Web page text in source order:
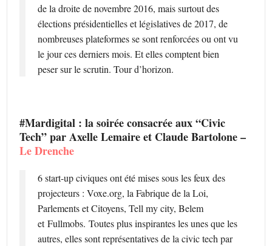
de la droite de novembre 2016, mais surtout des
élections présidentielles et législatives de 2017, de
nombreuses plateformes se sont renforcées ou ont vu
le jour ces derniers mois. Et elles comptent bien
peser sur le scrutin. Tour d’horizon.
#Mardigital : la soirée consacrée aux “Civic
Tech” par Axelle Lemaire et Claude Bartolone –
Le Drenche
6 start-up civiques ont été mises sous les feux des
projecteurs : Voxe.org, la Fabrique de la Loi,
Parlements et Citoyens, Tell my city, Belem
et Fullmobs. Toutes plus inspirantes les unes que les
autres, elles sont représentatives de la civic tech par